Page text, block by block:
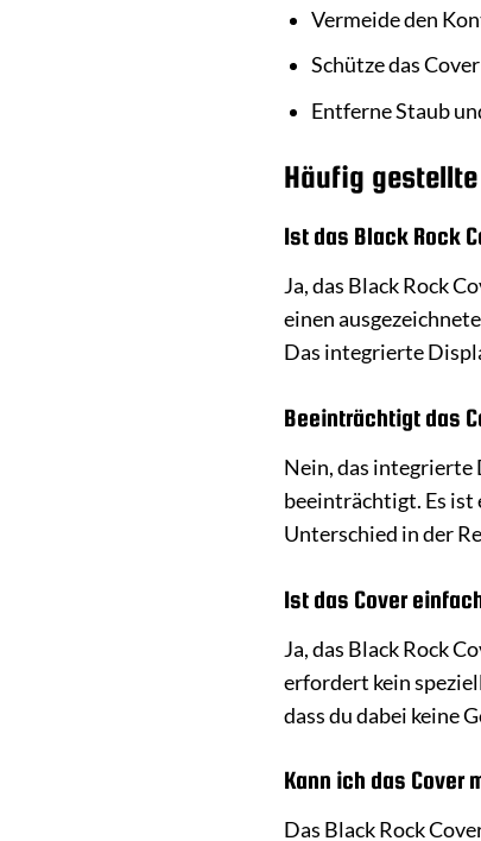
Vermeide den
Schütze das
Entferne Staub
Häufig gestellte
Ist das Black Rock
Ja, das Black Rock
einen
Das integrierte
Beeinträchtigt das
Nein, das integrierte
beeinträchtigt. Es ist
Unterschied in der
Ist das Cover
Ja, das Black Rock
erfordert kein
dass du dabei keine
Kann ich das Cover
Das Black Rock